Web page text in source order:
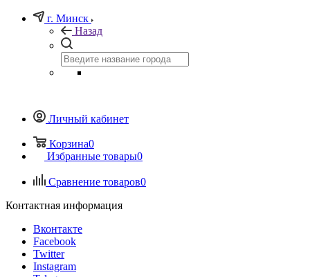
г. Минск
Назад
Личный кабинет
Корзина0
Избранные товары0
Сравнение товаров0
Контактная информация
Вконтакте
Facebook
Twitter
Instagram